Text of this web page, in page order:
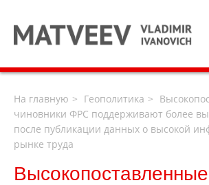
На главную Геополитика
чиновники ФРС поддерживают более
после публикации данных о высокой
рынке труда
Высокопоставленные